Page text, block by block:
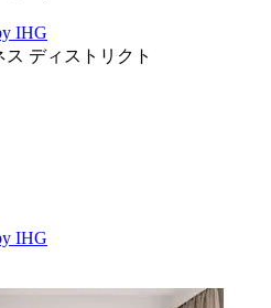
IHG
ディストリクト
IHG